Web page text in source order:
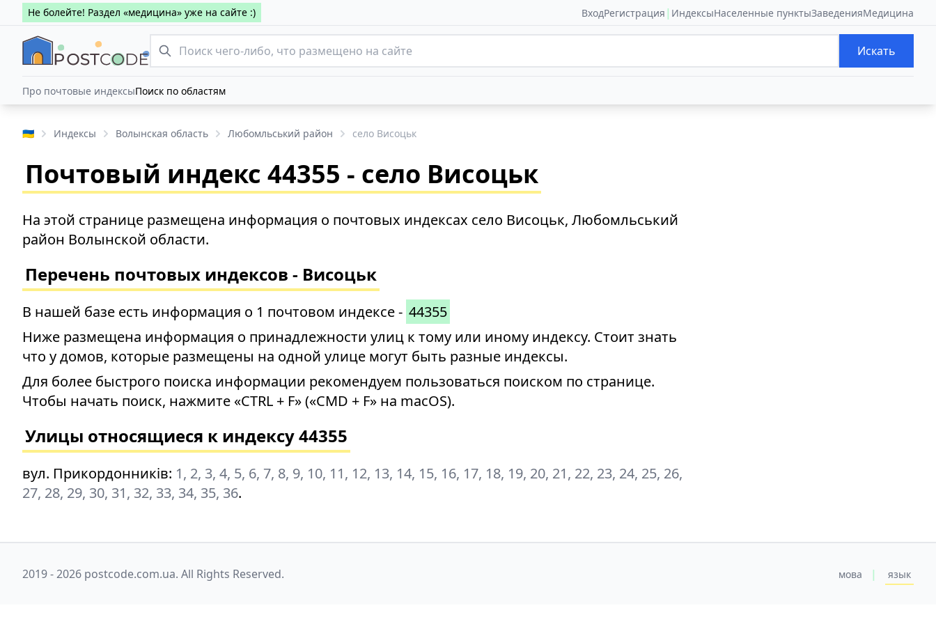
Не болейте! Раздел «медицина» уже на сайте :) ВходРегистрация | ИндексыНаселенные пунктыЗаведенияМедицина
Искать
Про почтовые индексыПоиск по областям
🇺🇦 Индексы Волынская область Любомльський район село Висоцьк
Почтовый индекс 44355 - село Висоцьк
На этой странице размещена информация о почтовых индексах село Висоцьк, Любомльський
район Волынской области.
Перечень почтовых индексов - Висоцьк
В нашей базе есть информация о 1 почтовом индексе - 44355
Ниже размещена информация о принадлежности улиц к тому или иному индексу. Стоит знать
что у домов, которые размещены на одной улице могут быть разные индексы.
Для более быстрого поиска информации рекомендуем пользоваться поиском по странице.
Чтобы начать поиск, нажмите «CTRL + F» («CMD + F» на macOS).
Улицы относящиеся к индексу 44355
вул. Прикордонників: 1, 2, 3, 4, 5, 6, 7, 8, 9, 10, 11, 12, 13, 14, 15, 16, 17, 18, 19, 20, 21, 22, 23, 24, 25, 26,
27, 28, 29, 30, 31, 32, 33, 34, 35, 36.
2019 - 2026 postcode.com.ua. All Rights Reserved. мова | язык